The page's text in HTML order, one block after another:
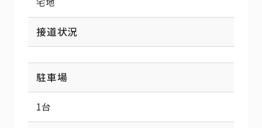
接道状況
駐車場
1台